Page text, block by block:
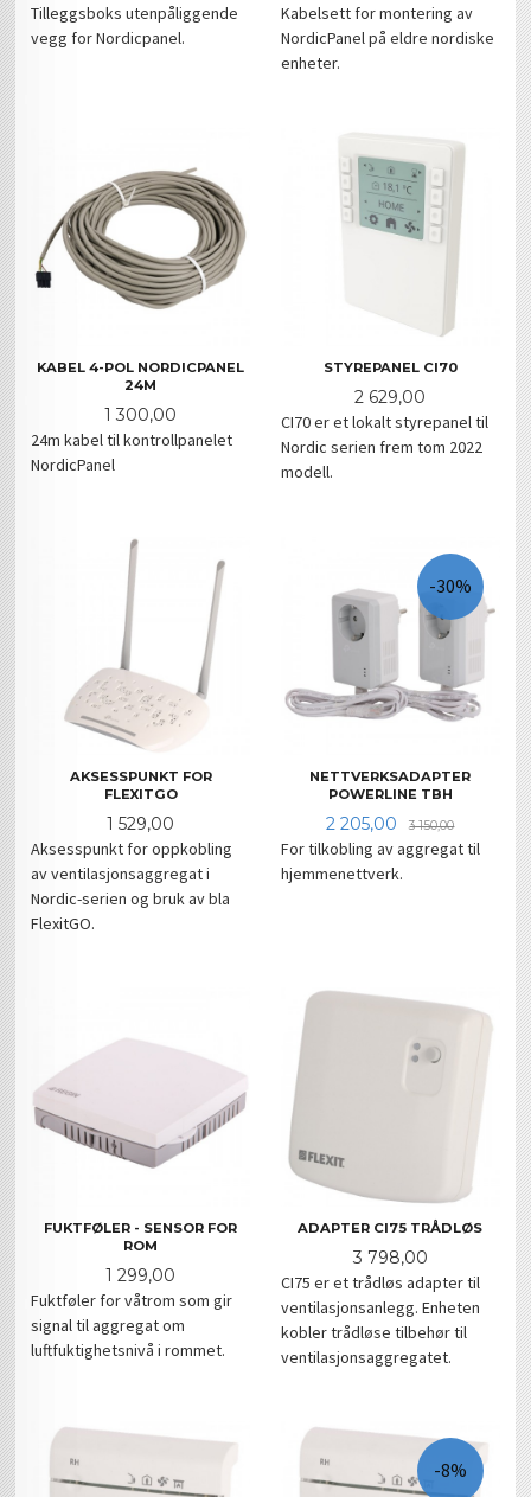
Tilleggsboks utenpåliggende
vegg for Nordicpanel.
Kabelsett for montering av
NordicPanel på eldre nordiske
enheter.
KABEL 4-POL NORDICPANEL
24M
Pris
1 300,00
24m kabel til kontrollpanelet
NordicPanel
STYREPANEL CI70
Pris
2 629,00
CI70 er et lokalt styrepanel til
Nordic serien frem tom 2022
modell.
AKSESSPUNKT FOR
FLEXITGO
Pris
1 529,00
Aksesspunkt for oppkobling
av ventilasjonsaggregat i
Nordic-serien og bruk av bla
FlexitGO.
NETTVERKSADAPTER
POWERLINE TBH
Tilbud
2 205,00 3 150,00Rabatt
-30%
For tilkobling av aggregat til
hjemmenettverk.
FUKTFØLER - SENSOR FOR
ROM
Pris
1 299,00
Fuktføler for våtrom som gir
signal til aggregat om
luftfuktighetsnivå i rommet.
ADAPTER CI75 TRÅDLØS
Pris
3 798,00
CI75 er et trådløs adapter til
ventilasjonsanlegg. Enheten
kobler trådløse tilbehør til
ventilasjonsaggregatet.
-8%